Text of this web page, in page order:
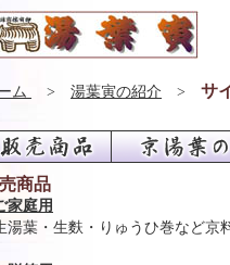
ム > 湯葉寅の紹介 > サ
商品
家庭用
湯葉・生麩・りゅうひ巻など京